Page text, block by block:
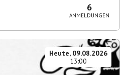
6
ANMELDUNGEN
Heute, 09.08.2026
13:00